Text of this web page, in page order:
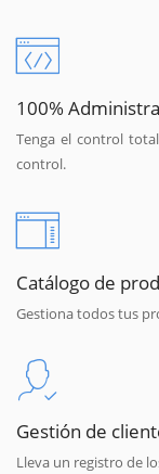
100%
Tenga el control
control.
Catálogo de
Gestiona todos tus
Gestión de
Lleva un registro de